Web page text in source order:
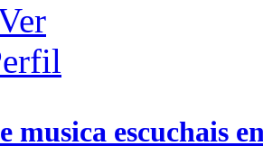
musica escuchais